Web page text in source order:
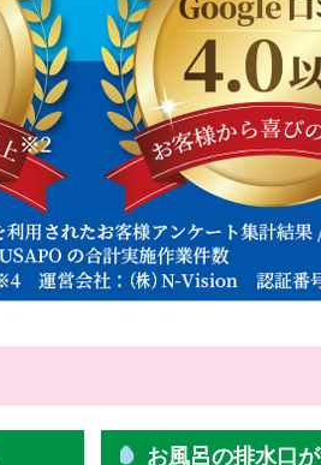
お風呂の排水口が